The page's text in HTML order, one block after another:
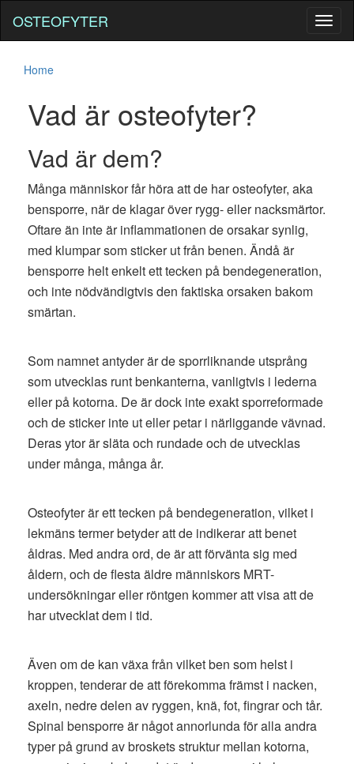
OSTEOFYTER
Home
Vad är osteofyter?
Vad är dem?
Många människor får höra att de har osteofyter, aka
bensporre, när de klagar över rygg- eller nacksmärtor.
Oftare än inte är inflammationen de orsakar synlig,
med klumpar som sticker ut från benen. Ändå är
bensporre helt enkelt ett tecken på bendegeneration,
och inte nödvändigtvis den faktiska orsaken bakom
smärtan.
Som namnet antyder är de sporrliknande utsprång
som utvecklas runt benkanterna, vanligtvis i lederna
eller på kotorna. De är dock inte exakt sporreformade
och de sticker inte ut eller petar i närliggande vävnad.
Deras ytor är släta och rundade och de utvecklas
under många, många år.
Osteofyter är ett tecken på bendegeneration, vilket i
lekmäns termer betyder att de indikerar att benet
åldras. Med andra ord, de är att förvänta sig med
åldern, och de flesta äldre människors MRT-
undersökningar eller röntgen kommer att visa att de
har utvecklat dem i tid.
Även om de kan växa från vilket ben som helst i
kroppen, tenderar de att förekomma främst i nacken,
axeln, nedre delen av ryggen, knä, fot, fingrar och tår.
Spinal bensporre är något annorlunda för alla andra
typer på grund av broskets struktur mellan kotorna,